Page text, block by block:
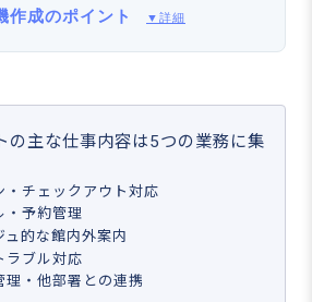
作成のポイント ▼詳細
の主な仕事内容は5つの業務に集
・チェックアウト対応
・予約管理
ュ的な館内外案内
ラブル対応
理・他部署との連携